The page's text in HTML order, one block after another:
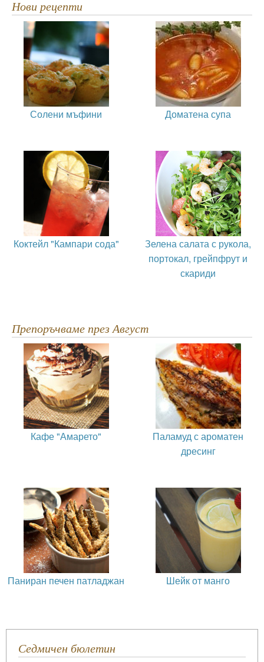
Нови рецепти
Солени мъфини Доматена супа
Коктейл "Кампари сода"
Зелена салата с рукола,
портокал, грейпфрут и
скариди
Препоръчваме през Август
Кафе "Амарето"
Паламуд с ароматен
дресинг
Паниран печен патладжан Шейк от манго
Седмичен бюлетин